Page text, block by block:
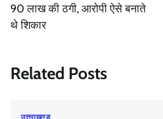
90 लाख की ठगी, आरोपी ऐसे बनाते
थे शिकार
Related Posts
उत्तराखण्ड